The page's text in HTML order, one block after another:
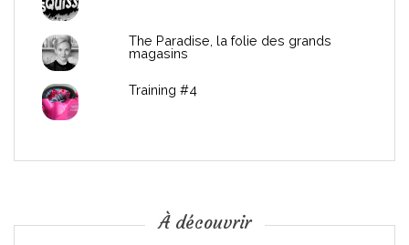
c
The Paradise, la folie des grands
magasins
Training #4
À découvrir